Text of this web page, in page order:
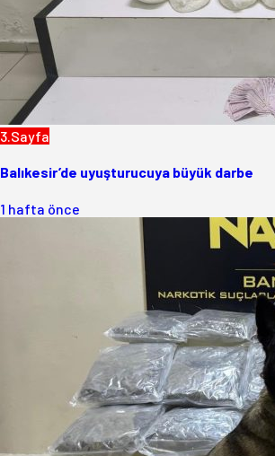
3.Sayfa
Balıkesir’de uyuşturucuya büyük darbe
1 hafta önce